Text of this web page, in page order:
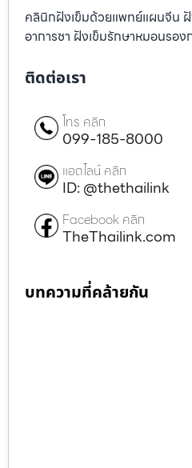
คลินิกฝังเข็มด้วยแพทย์แผนจีน
อาการชา ฝังเข็มรักษาหมอนรอง
ติดต่อเรา
โทร คลิก
099-185-8000
แอดไลน์ คลิก
ID: @thethailink
Facebook คลิก
TheThailink.com
บทความที่คล้ายกัน